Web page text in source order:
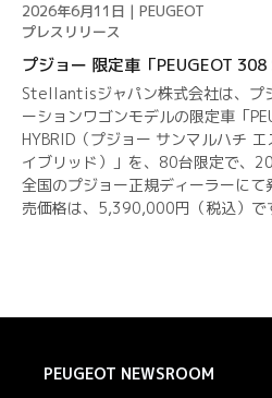
2026年6月11日 | PEUGEOT
プレスリリース
プジョー 限定車「PEUGEOT
Stellantisジャパン株式会社は、プ
ーションワゴンモデルの限定車「
HYBRID（プジョー サンマルハチ
イブリッド）」を、80台限定で、
全国のプジョー正規ディーラーに
売価格は、5,390,000円（税込）で
PEUGEOT NEWSROOM